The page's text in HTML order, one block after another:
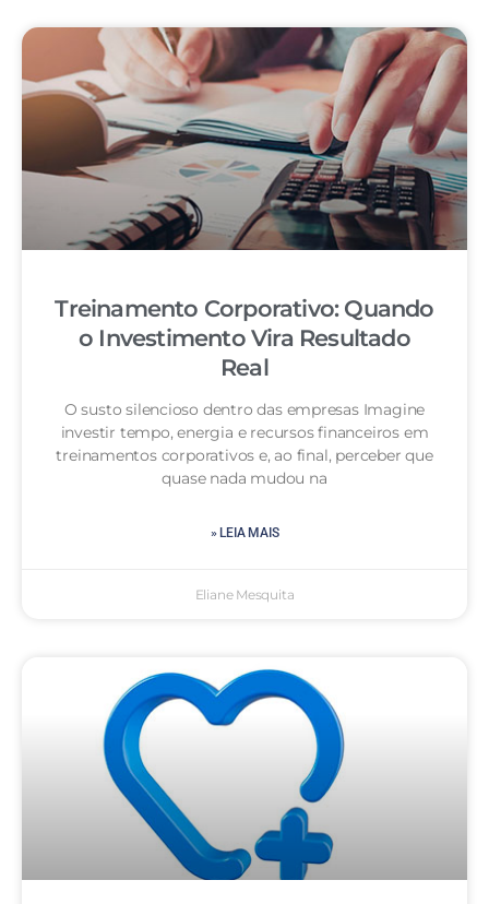
Treinamento Corporativo: Quando
o Investimento Vira Resultado
Real
O susto silencioso dentro das empresas Imagine
investir tempo, energia e recursos financeiros em
treinamentos corporativos e, ao final, perceber que
quase nada mudou na
» LEIA MAIS
Eliane Mesquita